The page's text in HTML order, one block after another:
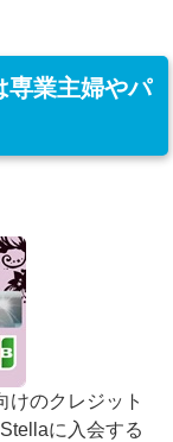
専業主婦やパ
けのクレジット
に入会する